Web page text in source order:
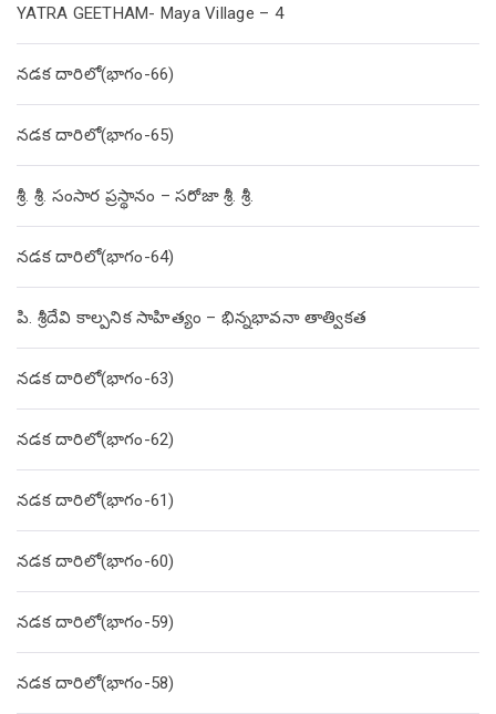
YATRA GEETHAM- Maya Village – 4
నడక దారిలో(భాగం-66)
నడక దారిలో(భాగం-65)
శ్రీ. శ్రీ. సంసార ప్రస్థానం – సరోజా శ్రీ. శ్రీ.
నడక దారిలో(భాగం-64)
పి. శ్రీదేవి కాల్పనిక సాహిత్యం – భిన్నభావనా తాత్వికత
నడక దారిలో(భాగం-63)
నడక దారిలో(భాగం-62)
నడక దారిలో(భాగం-61)
నడక దారిలో(భాగం-60)
నడక దారిలో(భాగం-59)
నడక దారిలో(భాగం-58)